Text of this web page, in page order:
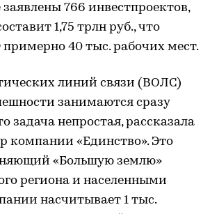
766 инвестпроектов,
1,75 трлн руб., что
40 тыс. рабочих мест.
линий связи (ВОЛС)
занимаются сразу
задача непростая, рассказала
компании «Единство». Это
«Большую землю»
региона и населенными
насчитывает 1 тыс.